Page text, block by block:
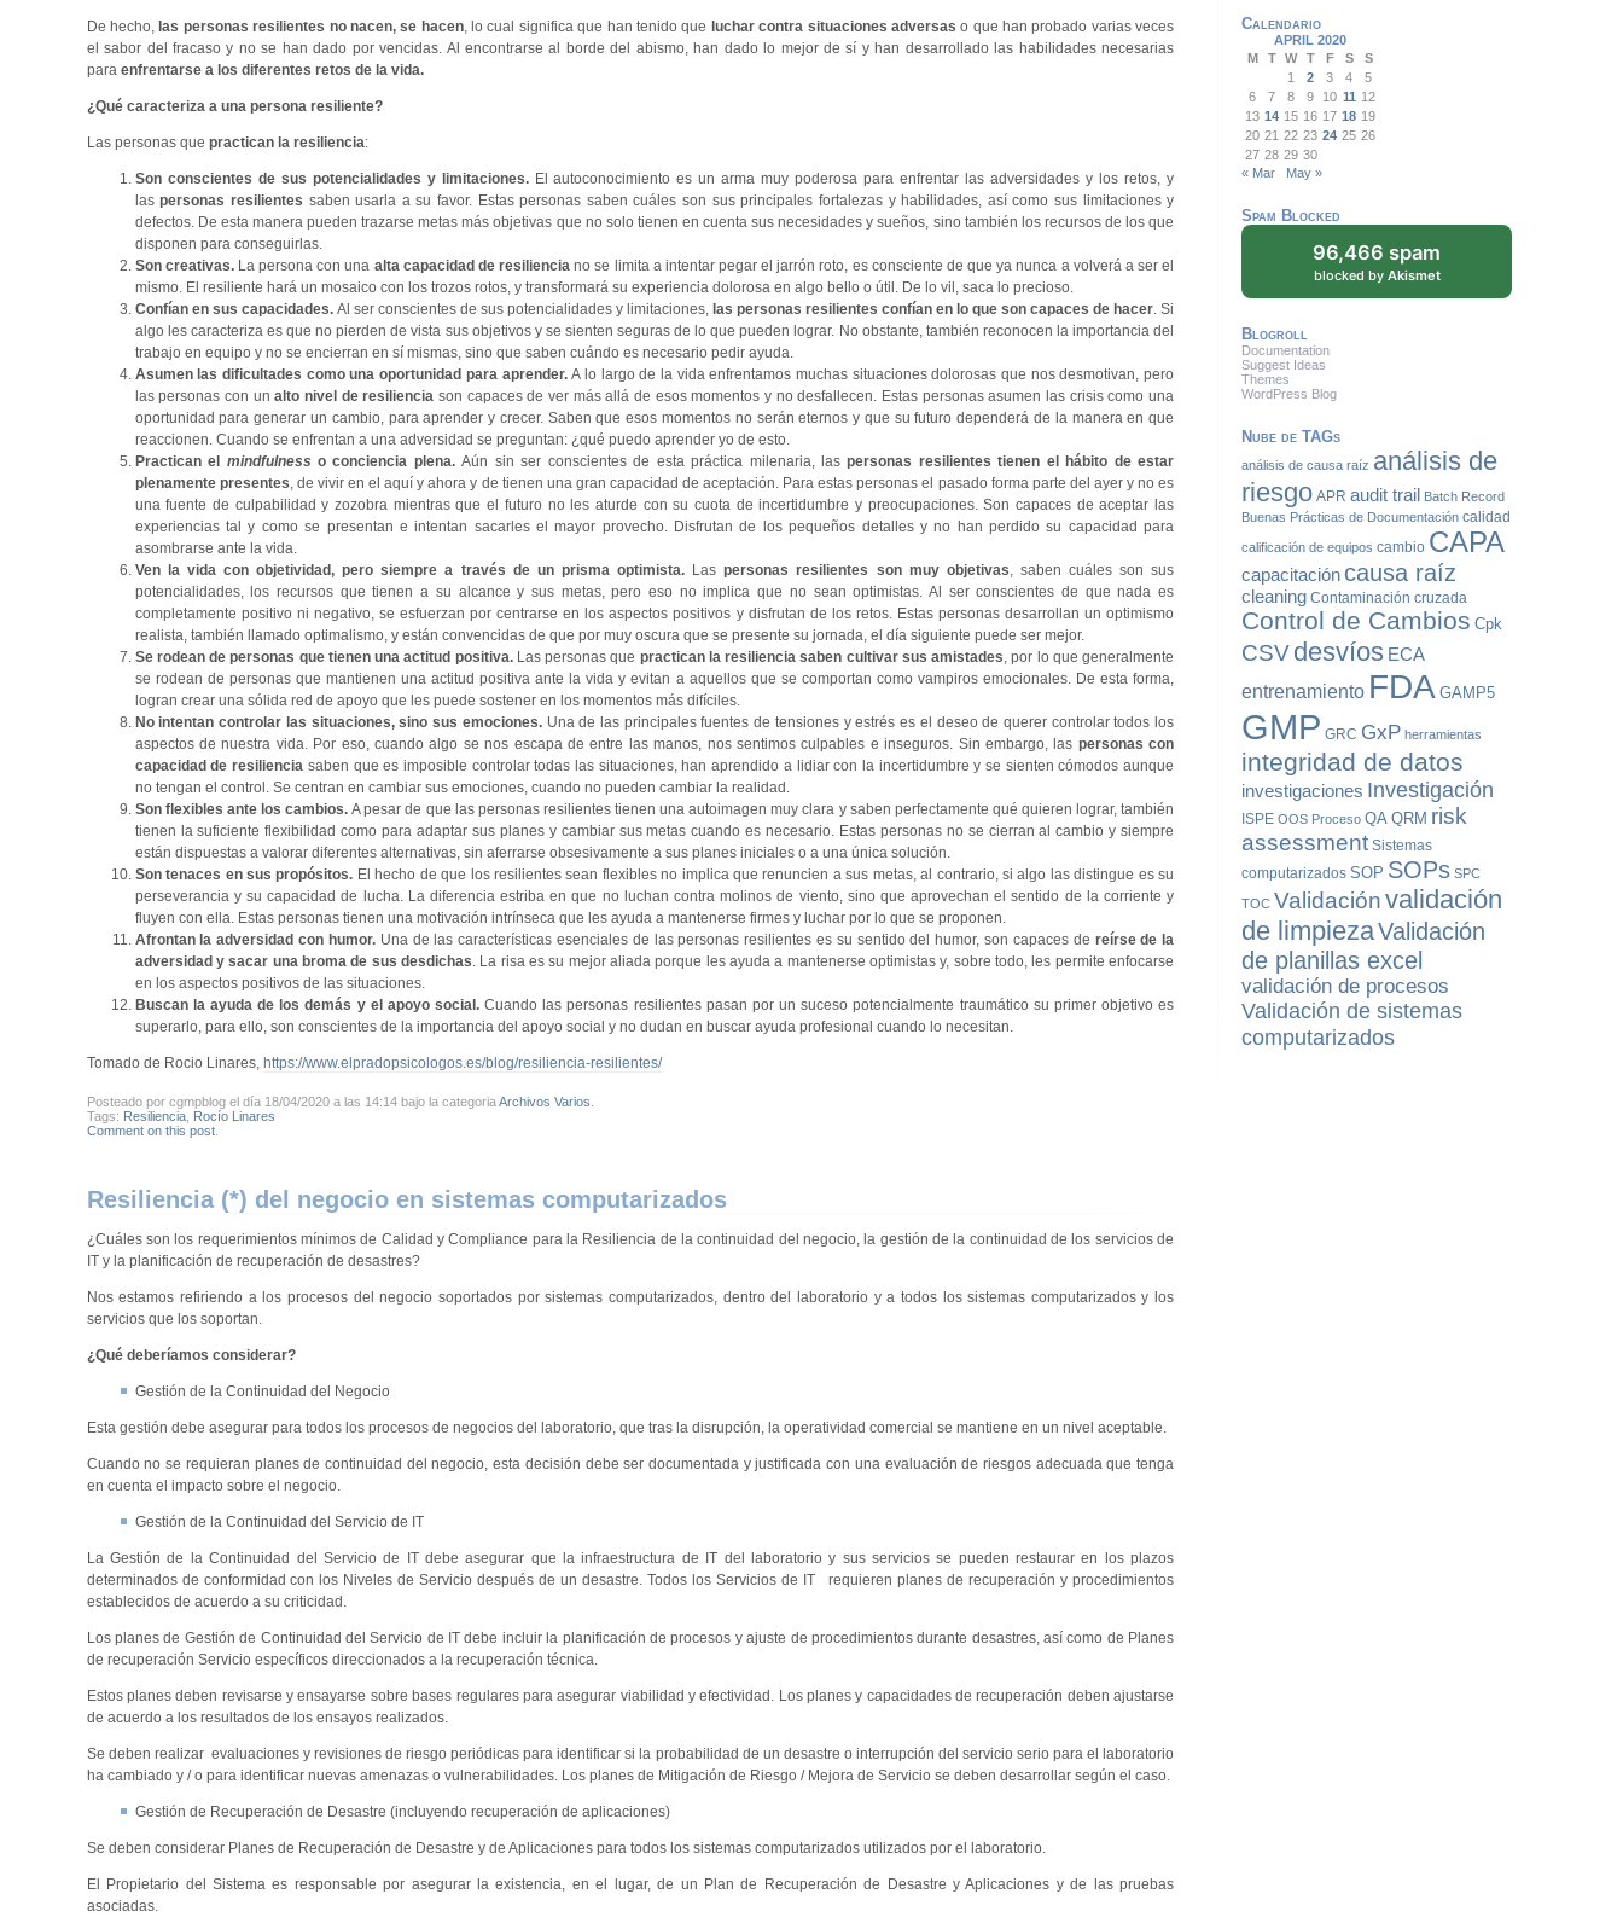
De hecho,las personas resilientes no nacen, se hacen, lo cual significa que han tenido que luchar contra situaciones adversas o que han probado varias veces
el sabor del fracaso y no se han dado por vencidas. Al encontrarse al borde del abismo, han dado lo mejor de sí y han desarrollado las habilidades necesarias
para enfrentarse a los diferentes retos de la vida.
¿Qué caracteriza a una persona resiliente?
Las personas que practican la resiliencia:
Son conscientes de sus potencialidades y limitaciones. El autoconocimiento es un arma muy poderosa para enfrentar las adversidades y los retos, y
laspersonas resilientes saben usarla a su favor. Estas personas saben cuáles son sus principales fortalezas y habilidades, así como sus limitaciones y
defectos. De esta manera pueden trazarse metas más objetivas que no solo tienen en cuenta sus necesidades y sueños, sino también los recursos de los que
disponen para conseguirlas.
Son creativas.La persona con una alta capacidad de resiliencia no se limita a intentar pegar el jarrón roto, es consciente de que ya nunca a volverá a ser el
mismo. El resiliente hará un mosaico con los trozos rotos, y transformará su experiencia dolorosa en algo bello o útil. De lo vil, saca lo precioso.
Confían en sus capacidades. Al ser conscientes de sus potencialidades y limitaciones, las personas resilientes confían en lo que son capaces de hacer. Si
algo les caracteriza es que no pierden de vista sus objetivos y se sienten seguras de lo que pueden lograr. No obstante, también reconocen la importancia del
trabajo en equipo y no se encierran en sí mismas, sino que saben cuándo es necesario pedir ayuda.
Asumen las dificultades como una oportunidad para aprender.A lo largo de la vida enfrentamos muchas situaciones dolorosas que nos desmotivan, pero
las personas con unalto nivel de resiliencia son capaces de ver más allá de esos momentos y no desfallecen. Estas personas asumen las crisis como una
oportunidad para generar un cambio, para aprender y crecer. Saben que esos momentos no serán eternos y que su futuro dependerá de la manera en que
reaccionen. Cuando se enfrentan a una adversidad se preguntan: ¿qué puedo aprender yo de esto.
Practican el mindfulness o conciencia plena.Aún sin ser conscientes de esta práctica milenaria, laspersonas resilientes tienen el hábito de estar
plenamente presentes, de vivir en el aquí y ahora y de tienen una gran capacidad de aceptación. Para estas personas el pasado forma parte del ayer y no es
una fuente de culpabilidad y zozobra mientras que el futuro no les aturde con su cuota de incertidumbre y preocupaciones. Son capaces de aceptar las
experiencias tal y como se presentan e intentan sacarles el mayor provecho. Disfrutan de los pequeños detalles y no han perdido su capacidad para
asombrarse ante la vida.
Ven la vida con objetividad, pero siempre a través de un prisma optimista. Laspersonas resilientes son muy objetivas, saben cuáles son sus
potencialidades, los recursos que tienen a su alcance y sus metas, pero eso no implica que no sean optimistas. Al ser conscientes de que nada es
completamente positivo ni negativo, se esfuerzan por centrarse en los aspectos positivos y disfrutan de los retos. Estas personas desarrollan un optimismo
realista, también llamado optimalismo, y están convencidas de que por muy oscura que se presente su jornada, el día siguiente puede ser mejor.
Se rodean de personas que tienen una actitud positiva. Las personas que practican la resiliencia saben cultivar sus amistades, por lo que generalmente
se rodean de personas que mantienen una actitud positiva ante la vida y evitan a aquellos que se comportan como vampiros emocionales. De esta forma,
logran crear una sólida red de apoyo que les puede sostener en los momentos más difíciles.
No intentan controlar las situaciones, sino sus emociones. Una de las principales fuentes de tensiones y estrés es el deseo de querer controlar todos los
aspectos de nuestra vida. Por eso, cuando algo se nos escapa de entre las manos, nos sentimos culpables e inseguros. Sin embargo, las personas con
capacidad de resiliencia saben que es imposible controlar todas las situaciones, han aprendido a lidiar con la incertidumbre y se sienten cómodos aunque
no tengan el control. Se centran en cambiar sus emociones, cuando no pueden cambiar la realidad.
Son flexibles ante los cambios.A pesar de que las personas resilientes tienen una autoimagen muy clara y saben perfectamente qué quieren lograr, también
tienen la suficiente flexibilidad como para adaptar sus planes y cambiar sus metas cuando es necesario. Estas personas no se cierran al cambio y siempre
están dispuestas a valorar diferentes alternativas, sin aferrarse obsesivamente a sus planes iniciales o a una única solución.
Son tenaces en sus propósitos. El hecho de que los resilientes sean flexibles no implica que renuncien a sus metas, al contrario, si algo las distingue es su
perseverancia y su capacidad de lucha. La diferencia estriba en que no luchan contra molinos de viento, sino que aprovechan el sentido de la corriente y
fluyen con ella. Estas personas tienen una motivación intrínseca que les ayuda a mantenerse firmes y luchar por lo que se proponen.
Afrontan la adversidad con humor. Una de las características esenciales de las personas resilientes es su sentido del humor, son capaces de reírse de la
adversidad y sacar una broma de sus desdichas. La risa es su mejor aliada porque les ayuda a mantenerse optimistas y, sobre todo, les permite enfocarse
en los aspectos positivos de las situaciones.
Buscan la ayuda de los demás y el apoyo social. Cuando las personas resilientes pasan por un suceso potencialmente traumático su primer objetivo es
superarlo, para ello, son conscientes de la importancia del apoyo social y no dudan en buscar ayuda profesional cuando lo necesitan.
Tomado de Rocio Linares, https://www.elpradopsicologos.es/blog/resiliencia-resilientes/
Posteado por cgmpblog el día 18/04/2020 a las 14:14 bajo la categoriaArchivos Varios.
Tags: Resiliencia, Rocío Linares
Comment on this post.
Resiliencia (*) del negocio en sistemas computarizados
¿Cuáles son los requerimientos mínimos de Calidad y Compliance para la Resiliencia de la continuidad del negocio, la gestión de la continuidad de los servicios de
IT y la planificación de recuperación de desastres?
Nos estamos refiriendo a los procesos del negocio soportados por sistemas computarizados, dentro del laboratorio y a todos los sistemas computarizados y los
servicios que los soportan.
¿Qué deberíamos considerar?
Gestión de la Continuidad del Negocio
Esta gestión debe asegurar para todos los procesos de negocios del laboratorio, que tras la disrupción, la operatividad comercial se mantiene en un nivel aceptable.
Cuando no se requieran planes de continuidad del negocio, esta decisión debe ser documentada y justificada con una evaluación de riesgos adecuada que tenga
en cuenta el impacto sobre el negocio.
Gestión de la Continuidad del Servicio de IT
La Gestión de la Continuidad del Servicio de IT debe asegurar que la infraestructura de IT del laboratorio y sus servicios se pueden restaurar en los plazos
determinados de conformidad con los Niveles de Servicio después de un desastre. Todos los Servicios de IT requieren planes de recuperación y procedimientos
establecidos de acuerdo a su criticidad.
Los planes de Gestión de Continuidad del Servicio de IT debe incluir la planificación de procesos y ajuste de procedimientos durante desastres, así como de Planes
de recuperación Servicio específicos direccionados a la recuperación técnica.
Estos planes deben revisarse y ensayarse sobre bases regulares para asegurar viabilidad y efectividad. Los planes y capacidades de recuperación deben ajustarse
de acuerdo a los resultados de los ensayos realizados.
Se deben realizar evaluaciones y revisiones de riesgo periódicas para identificar si la probabilidad de un desastre o interrupción del servicio serio para el laboratorio
ha cambiado y / o para identificar nuevas amenazas o vulnerabilidades. Los planes de Mitigación de Riesgo / Mejora de Servicio se deben desarrollar según el caso.
Gestión de Recuperación de Desastre (incluyendo recuperación de aplicaciones)
Se deben considerar Planes de Recuperación de Desastre y de Aplicaciones para todos los sistemas computarizados utilizados por el laboratorio.
El Propietario del Sistema es responsable por asegurar la existencia, en el lugar, de un Plan de Recuperación de Desastre y Aplicaciones y de las pruebas
asociadas.
Calendario
APRIL 2020
M
T W T F S
S
1
2 3 4
5
6
7 8 9 10 11 12
13 14 15 16 17 18 19
20 21 22 23 24 25 26
27 28 29 30
« Mar
May »
Spam Blocked
96,466 spam
blocked by Akismet
Blogroll
Documentation
Suggest Ideas
Themes
WordPress Blog
Nube de TAGs
análisis de causa raíz análisis de
riesgo APR audit trail Batch Record
Buenas Prácticas de Documentación calidad
calificación de equipos cambio CAPA
capacitacióncausa raíz
cleaning Contaminación cruzada
Control de Cambios Cpk
CSVdesvíos ECA
entrenamiento FDA GAMP5
GMP GRC GxP herramientas
integridad de datos
investigaciones Investigación
ISPE OOS Proceso QA QRM risk
assessment Sistemas
computarizados SOP SOPs SPC
TOC Validaciónvalidación
de limpiezaValidación
de planillas excel
validación de procesos
Validación de sistemas
computarizados